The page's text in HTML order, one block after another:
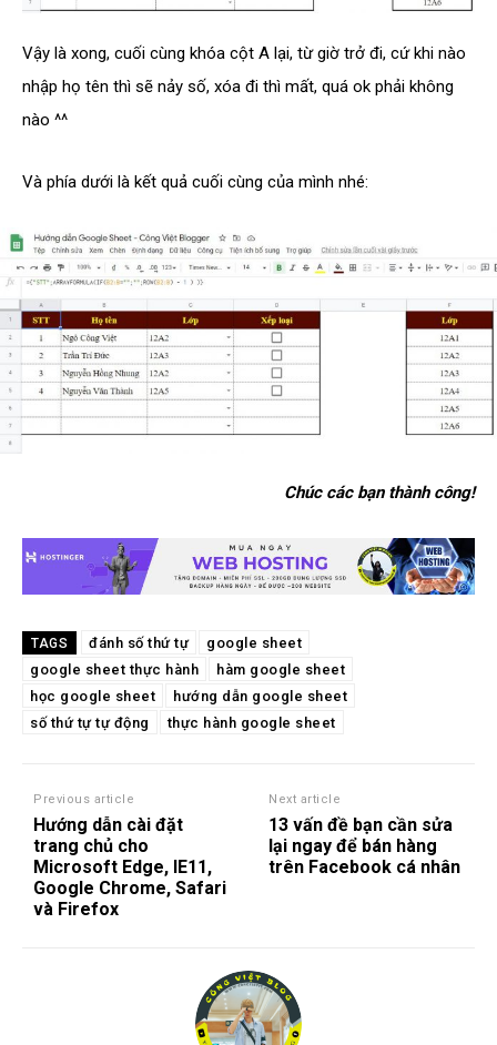
Vậy là xong, cuối cùng khóa cột A lại, từ giờ trở đi, cứ khi nào
nhập họ tên thì sẽ nảy số, xóa đi thì mất, quá ok phải không
nào ^^
Và phía dưới là kết quả cuối cùng của mình nhé:
Chúc các bạn thành công!
TAGS đánh số thứ tự
google sheet
google sheet thực hành
hàm google sheet
học google sheet
hướng dẫn google sheet
số thứ tự tự động
thực hành google sheet
Previous article
Hướng dẫn cài đặt
trang chủ cho
Microsoft Edge, IE11,
Google Chrome, Safari
và Firefox
Next article
13 vấn đề bạn cần sửa
lại ngay để bán hàng
trên Facebook cá nhân